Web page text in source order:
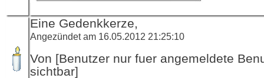
Eine Gedenkkerze,
Angezündet am 16.05.2012 21:25:10
Von [Benutzer nur fuer angemeldete
sichtbar]